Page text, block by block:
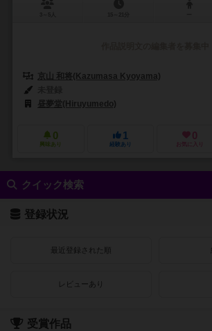
京山 和将(Kazumasa Kyoyama)
昼夢堂(Hiruyumedo)
0
興味あり
1
経験あり
0
お気に入り
クイック検索
登録状況
最近登録された順
レビューあり
受賞作品